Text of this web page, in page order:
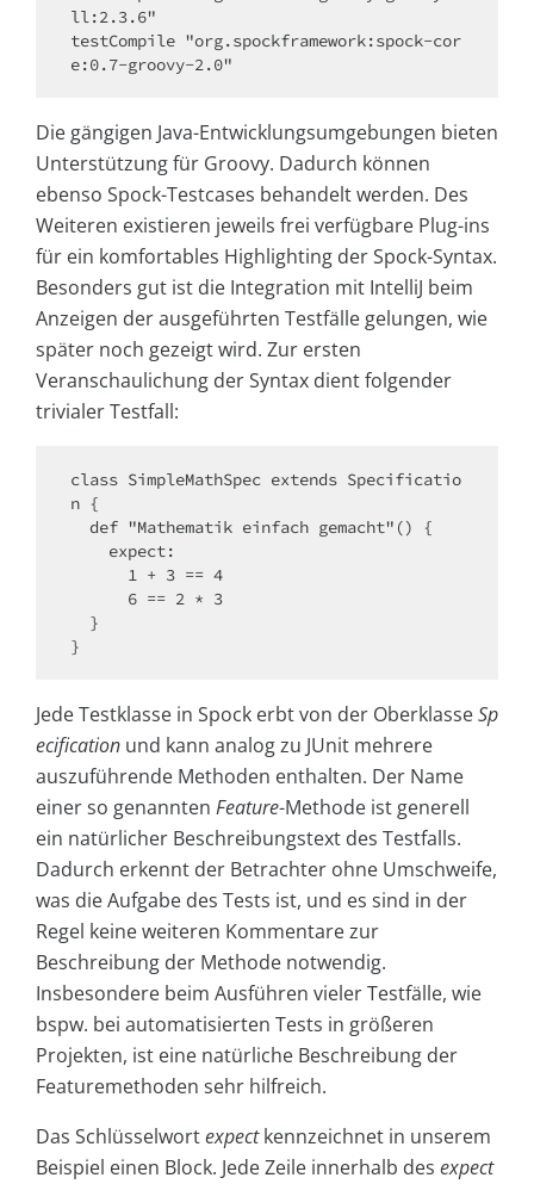
ll:2.3.6"
testCompile "org.spockframework:spock-cor
e:0.7-groovy-2.0"
Die gängigen Java-Entwicklungsumgebungen bieten
Unterstützung für Groovy. Dadurch können
ebenso Spock-Testcases behandelt werden. Des
Weiteren existieren jeweils frei verfügbare Plug-ins
für ein komfortables Highlighting der Spock-Syntax.
Besonders gut ist die Integration mit IntelliJ beim
Anzeigen der ausgeführten Testfälle gelungen, wie
später noch gezeigt wird. Zur ersten
Veranschaulichung der Syntax dient folgender
trivialer Testfall:
class SimpleMathSpec extends Specificatio
n {
}
Jede Testklasse in Spock erbt von der OberklasseSp
ecification und kann analog zu JUnit mehrere
auszuführende Methoden enthalten. Der Name
einer so genannten Feature-Methode ist generell
ein natürlicher Beschreibungstext des Testfalls.
Dadurch erkennt der Betrachter ohne Umschweife,
was die Aufgabe des Tests ist, und es sind in der
Regel keine weiteren Kommentare zur
Beschreibung der Methode notwendig.
Insbesondere beim Ausführen vieler Testfälle, wie
bspw. bei automatisierten Tests in größeren
Projekten, ist eine natürliche Beschreibung der
Featuremethoden sehr hilfreich.
Das Schlüsselwortexpectkennzeichnet in unserem
Beispiel einen Block. Jede Zeile innerhalb des expect